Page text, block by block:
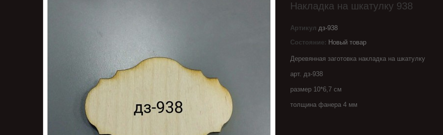
Накладка на шкатулку 938
Артикул дз-938
Состояние: Новый товар
Деревянная заготовка накладка на шкатулку
арт. дз-938
размер 10*6,7 см
толщина фанера 4 мм